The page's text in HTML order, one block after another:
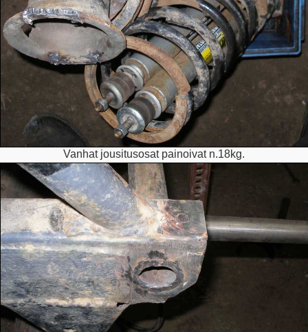
Vanhat jousitusosat painoivat n.18kg.